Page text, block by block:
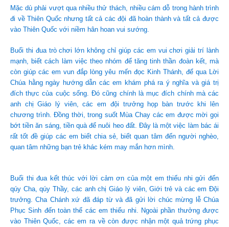
Mặc dù phải vượt qua nhiều thử thách, nhiều cám dỗ trong hành trình
đi về Thiên Quốc nhưng tất cả các đội đã hoàn thành và tất cả được
vào Thiên Quốc với niềm hân hoan vui sướng.
Buổi thi đua trò chơi lớn không chỉ giúp các em vui chơi giải trí lành
mạnh, biết cách làm việc theo nhóm để tăng tinh thần đoàn kết, mà
còn giúp các em vun đắp lòng yêu mến đọc Kinh Thánh, để qua Lời
Chúa hằng ngày hướng dẫn các em khám phá ra ý nghĩa và giá trị
đích thực của cuộc sống. Đó cũng chính là mục đích chính mà các
anh chị Giáo lý viên, các em đội trưởng họp bàn trước khi lên
chương trình. Đồng thời, trong suốt Mùa Chay các em được mời gọi
bớt tiền ăn sáng, tiền quà để nuôi heo đất. Đây là một việc làm bác ái
rất tốt đề giúp các em biết chia sẻ, biết quan tâm đến người nghèo,
quan tâm những bạn trẻ khác kém may mắn hơn mình.
Buổi thi đua kết thúc với lời cảm ơn của một em thiếu nhi gửi đến
qúy Cha, qúy Thầy, các anh chị Giáo lý viên, Giới trẻ và các em Đội
trưởng. Cha Chánh xứ đã đáp từ và đã gửi lời chúc mừng lễ Chúa
Phục Sinh đến toàn thể các em thiếu nhi. Ngoài phần thưởng được
vào Thiên Quốc, các em ra về còn được nhận một quả trứng phục